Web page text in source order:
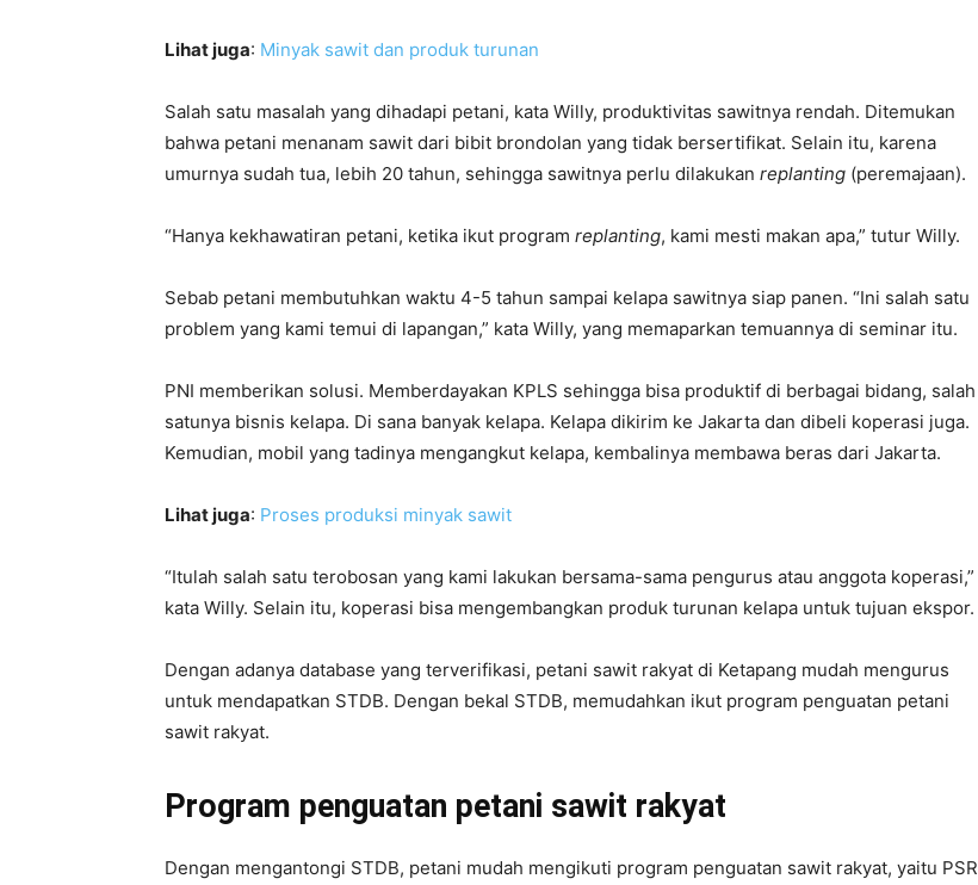
Lihat juga: Minyak sawit dan produk turunan
Salah satu masalah yang dihadapi petani, kata Willy, produktivitas sawitnya rendah. Ditemukan
bahwa petani menanam sawit dari bibit brondolan yang tidak bersertifikat. Selain itu, karena
umurnya sudah tua, lebih 20 tahun, sehingga sawitnya perlu dilakukan replanting (peremajaan).
“Hanya kekhawatiran petani, ketika ikut program replanting, kami mesti makan apa,” tutur Willy.
Sebab petani membutuhkan waktu 4-5 tahun sampai kelapa sawitnya siap panen. “Ini salah satu
problem yang kami temui di lapangan,” kata Willy, yang memaparkan temuannya di seminar itu.
PNI memberikan solusi. Memberdayakan KPLS sehingga bisa produktif di berbagai bidang, salah
satunya bisnis kelapa. Di sana banyak kelapa. Kelapa dikirim ke Jakarta dan dibeli koperasi juga.
Kemudian, mobil yang tadinya mengangkut kelapa, kembalinya membawa beras dari Jakarta.
Lihat juga: Proses produksi minyak sawit
“Itulah salah satu terobosan yang kami lakukan bersama-sama pengurus atau anggota koperasi,”
kata Willy. Selain itu, koperasi bisa mengembangkan produk turunan kelapa untuk tujuan ekspor.
Dengan adanya database yang terverifikasi, petani sawit rakyat di Ketapang mudah mengurus
untuk mendapatkan STDB. Dengan bekal STDB, memudahkan ikut program penguatan petani
sawit rakyat.
Program penguatan petani sawit rakyat
Dengan mengantongi STDB, petani mudah mengikuti program penguatan sawit rakyat, yaitu PSR